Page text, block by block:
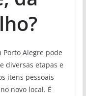
Alegre pode
diversas etapas e
itens pessoais
novo local. É